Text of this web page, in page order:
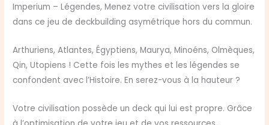
Imperium – Légendes, Menez votre civilisation vers la gloire
dans ce jeu de deckbuilding asymétrique hors du commun.
Arthuriens, Atlantes, Égyptiens, Maurya, Minoéns, Olmèques,
Qin, Utopiens ! Cette fois les mythes et les légendes se
confondent avec l’Histoire. En serez-vous à la hauteur ?
Votre civilisation possède un deck qui lui est propre. Grâce